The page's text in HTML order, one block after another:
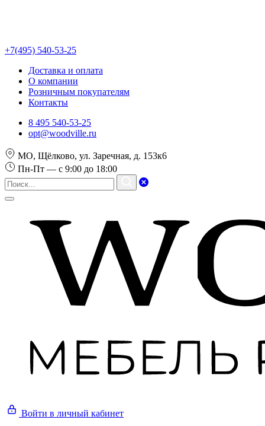
+7(495) 540-53-25
Доставка и оплата
О компании
Розничным покупателям
Контакты
8 495 540-53-25
opt@woodville.ru
МО, Щёлково, ул. Заречная, д. 153к6
Пн-Пт — с 9:00 до 18:00
Войти в личный кабинет